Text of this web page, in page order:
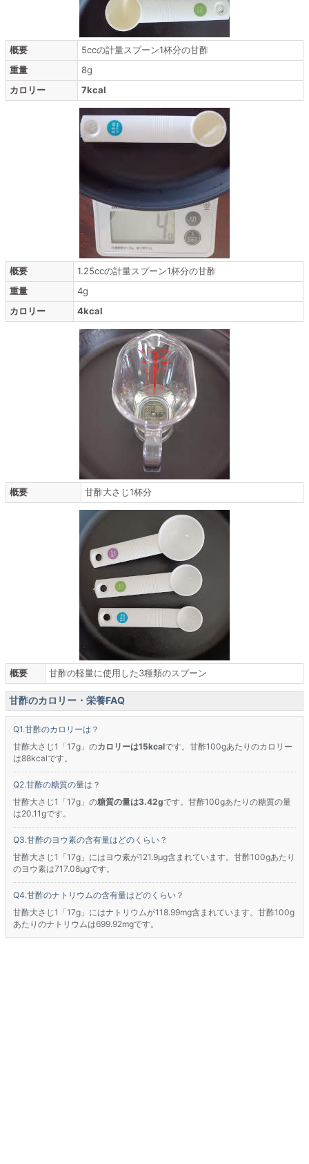
概要
5ccの計量スプーン1杯分の甘酢
重量
8g
カロリー
7kcal
概要
1.25ccの計量スプーン1杯分の甘酢
重量
4g
カロリー
4kcal
概要 甘酢大さじ1杯分
概要 甘酢の軽量に使用した3種類のスプーン
甘酢のカロリー・栄養FAQ
甘酢のカロリーは？
甘酢大さじ1「17g」のカロリーは15kcalです。甘酢100gあたりのカロリー
は88kcalです。
甘酢の糖質の量は？
甘酢大さじ1「17g」の糖質の量は3.42gです。甘酢100gあたりの糖質の量
は20.11gです。
甘酢のヨウ素の含有量はどのくらい？
甘酢大さじ1「17g」にはヨウ素が121.9μg含まれています。甘酢100gあたり
のヨウ素は717.08μgです。
甘酢のナトリウムの含有量はどのくらい？
甘酢大さじ1「17g」にはナトリウムが118.99mg含まれています。甘酢100g
あたりのナトリウムは699.92mgです。